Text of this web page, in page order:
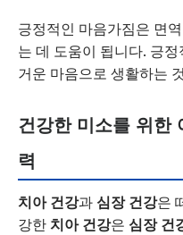
긍정적인 마음가짐은 면
는 데 도움이 됩니다. 긍
거운 마음으로 생활하는
건강한 미소를 위한
력
치아 건강과 심장 건강은
강한 치아 건강은 심장 건